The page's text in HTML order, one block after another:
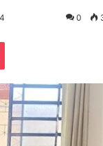
0
Pocket